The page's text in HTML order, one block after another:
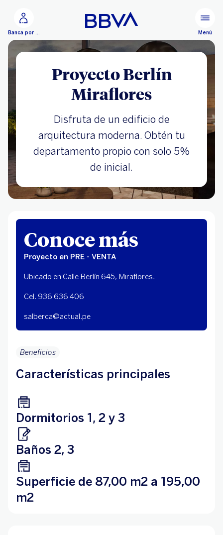
Banca por Internet Menú
Proyecto Berlín
Miraflores
Disfruta de un edificio de
arquitectura moderna. Obtén tu
departamento propio con solo 5%
de inicial.
Conoce más
Proyecto en PRE - VENTA
Ubicado en Calle Berlín 645, Miraflores.
Cel. 936 636 406
salberca@actual.pe
Beneficios
Características principales
Dormitorios 1, 2 y 3
Baños 2, 3
Superficie de 87,00 m2 a 195,00
m2